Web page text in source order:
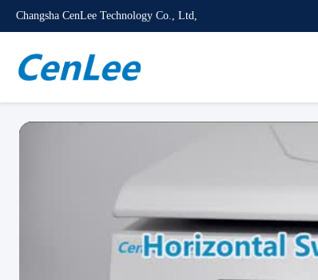
Changsha CenLee Technology Co., Ltd,